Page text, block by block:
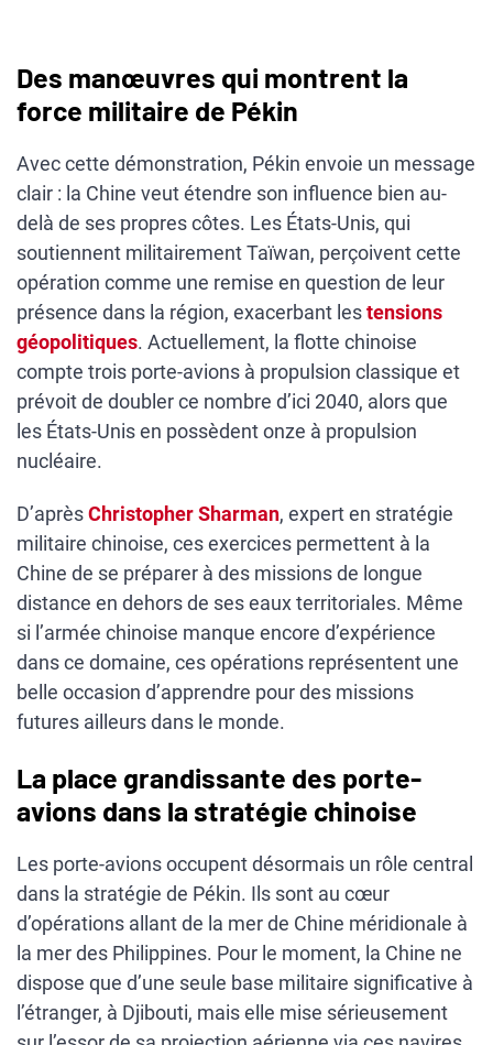
Des manœuvres qui montrent la
force militaire de Pékin
Avec cette démonstration, Pékin envoie un message
clair : la Chine veut étendre son influence bien au-
delà de ses propres côtes. Les États-Unis, qui
soutiennent militairement Taïwan, perçoivent cette
opération comme une remise en question de leur
présence dans la région, exacerbant lestensions
géopolitiques. Actuellement, la flotte chinoise
compte trois porte-avions à propulsion classique et
prévoit de doubler ce nombre d’ici 2040, alors que
les États-Unis en possèdent onze à propulsion
nucléaire.
D’aprèsChristopher Sharman, expert en stratégie
militaire chinoise, ces exercices permettent à la
Chine de se préparer à des missions de longue
distance en dehors de ses eaux territoriales. Même
si l’armée chinoise manque encore d’expérience
dans ce domaine, ces opérations représentent une
belle occasion d’apprendre pour des missions
futures ailleurs dans le monde.
La place grandissante des porte-
avions dans la stratégie chinoise
Les porte-avions occupent désormais un rôle central
dans la stratégie de Pékin. Ils sont au cœur
d’opérations allant de la mer de Chine méridionale à
la mer des Philippines. Pour le moment, la Chine ne
dispose que d’une seule base militaire significative à
l’étranger, à Djibouti, mais elle mise sérieusement